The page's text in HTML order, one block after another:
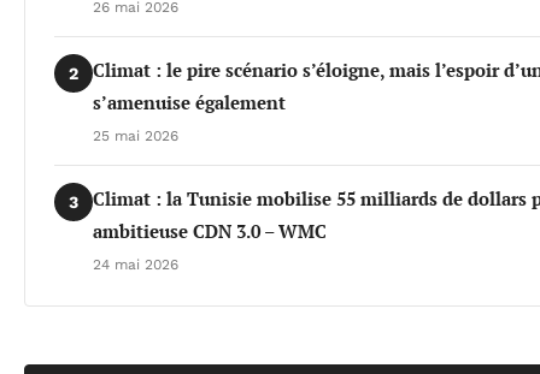
26 mai 2026
2
Climat : le pire scénario s’éloigne, mais l’espoir
s’amenuise également
25 mai 2026
3
Climat : la Tunisie mobilise 55 milliards de dollars
ambitieuse CDN 3.0 – WMC
24 mai 2026